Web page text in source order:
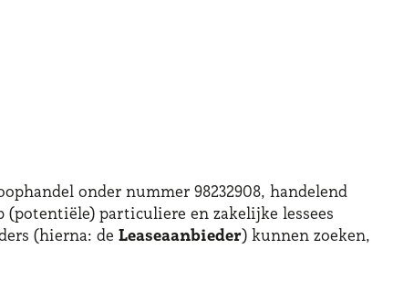
onder nummer 98232908, handelend
particuliere en zakelijke lessees
(hierna: de Leaseaanbieder) kunnen zoeken,